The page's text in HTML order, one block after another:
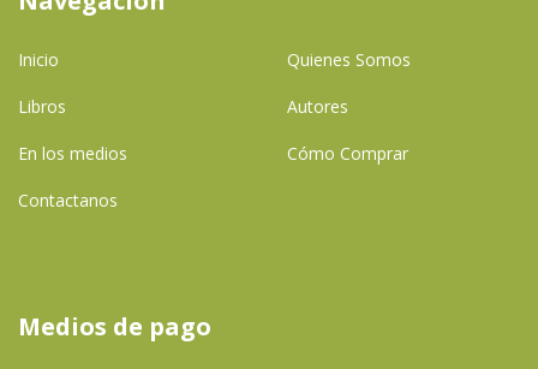
Inicio Quienes Somos
Libros Autores
En los medios Cómo Comprar
Contactanos
Medios de pago